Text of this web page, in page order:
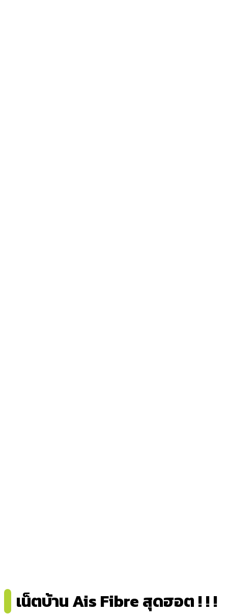
เน็ตบ้าน Ais Fibre สุดฮอต ! ! !